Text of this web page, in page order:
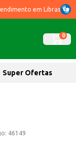
em Libras
0
Super Ofertas
46149